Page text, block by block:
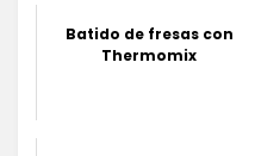
Batido de fresas con
Thermomix